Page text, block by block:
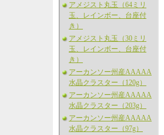
アメジスト丸玉（64ミリ
玉、レインボー、台座付
き）
アメジスト丸玉（30ミリ
玉、レインボー、台座付
き）
アーカンソー州産AAAAA
水晶クラスター（120g）
アーカンソー州産AAAAA
水晶クラスター（203g）
アーカンソー州産AAAAA
水晶クラスター（97g）